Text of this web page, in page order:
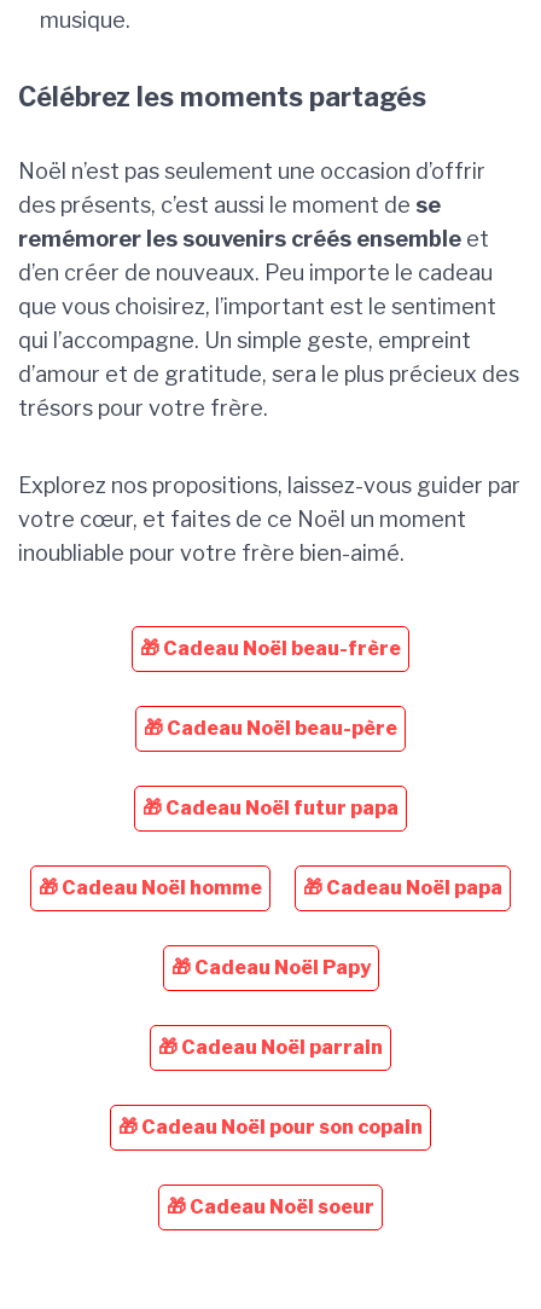
musique.
Célébrez les moments partagés
Noël n’est pas seulement une occasion d’offrir
des présents, c’est aussi le moment de se
remémorer les souvenirs créés ensemble et
d’en créer de nouveaux. Peu importe le cadeau
que vous choisirez, l’important est le sentiment
qui l’accompagne. Un simple geste, empreint
d’amour et de gratitude, sera le plus précieux des
trésors pour votre frère.
Explorez nos propositions, laissez-vous guider par
votre cœur, et faites de ce Noël un moment
inoubliable pour votre frère bien-aimé.
🎁 Cadeau Noël beau-frère
🎁 Cadeau Noël beau-père
🎁 Cadeau Noël futur papa
🎁 Cadeau Noël homme 🎁 Cadeau Noël papa
🎁 Cadeau Noël Papy
🎁 Cadeau Noël parrain
🎁 Cadeau Noël pour son copain
🎁 Cadeau Noël soeur